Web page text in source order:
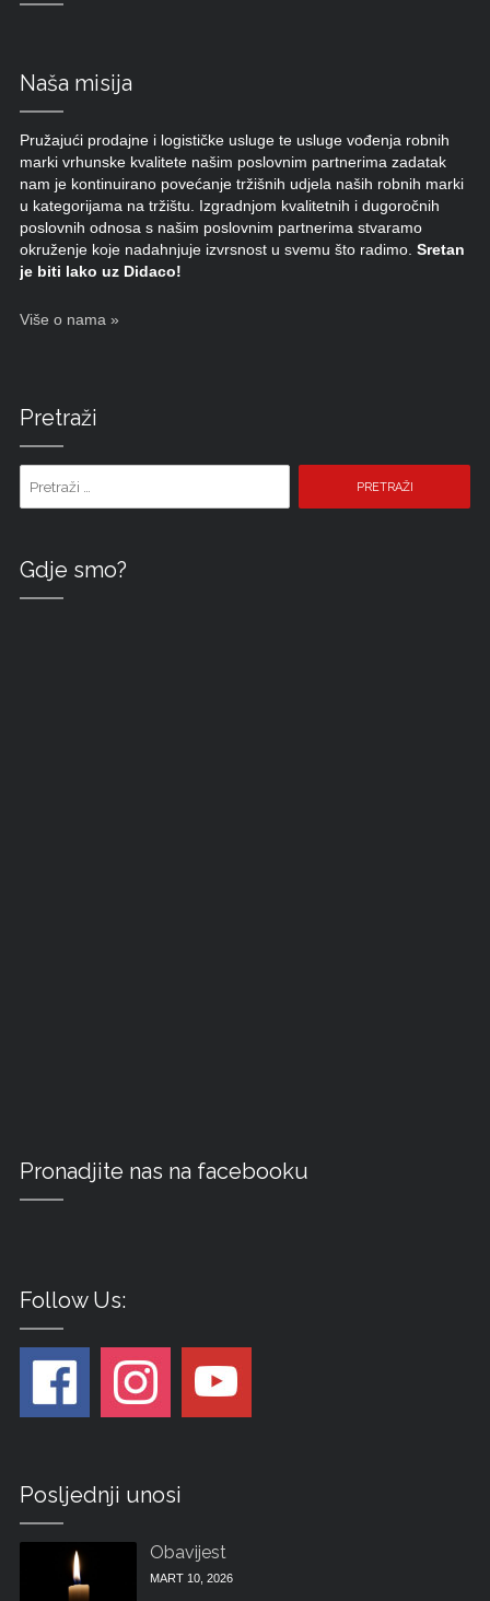
Naša misija
Pružajući prodajne i logističke usluge te usluge vođenja robnih
marki vrhunske kvalitete našim poslovnim partnerima zadatak
nam je kontinuirano povećanje tržišnih udjela naših robnih marki
u kategorijama na tržištu. Izgradnjom kvalitetnih i dugoročnih
poslovnih odnosa s našim poslovnim partnerima stvaramo
okruženje koje nadahnjuje izvrsnost u svemu što radimo. Sretan
je biti lako uz Didaco!
Više o nama »
Pretraži
Gdje smo?
Pronadjite nas na facebooku
Follow Us:
Posljednji unosi
Obavijest
MART 10, 2026